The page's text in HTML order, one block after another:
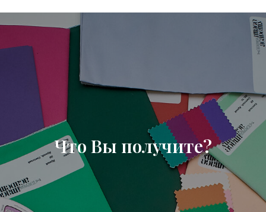
Что Вы получите?